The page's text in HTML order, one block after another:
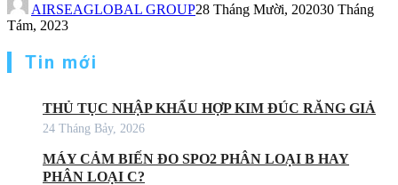
AIRSEAGLOBAL GROUP28 Tháng Mười, 202030 Tháng
Tám, 2023
Tin mới
THỦ TỤC NHẬP KHẨU HỢP KIM ĐÚC RĂNG GIẢ
24 Tháng Bảy, 2026
MÁY CẢM BIẾN ĐO SPO2 PHÂN LOẠI B HAY
PHÂN LOẠI C?